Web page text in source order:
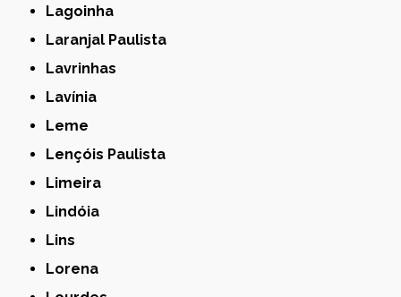
Lagoinha
Laranjal Paulista
Lavrinhas
Lavínia
Leme
Lençóis Paulista
Limeira
Lindóia
Lins
Lorena